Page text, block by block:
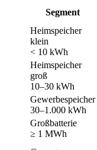
Segment
Heimspeicher
klein
< 10 kWh
Heimspeicher
groß
10–30 kWh
Gewerbespeicher
30–1.000 kWh
Großbatterie
≥ 1 MWh